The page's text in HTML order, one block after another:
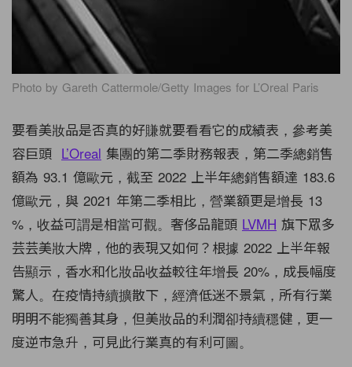
Photo by Gareth Cattermole/Getty Images for L’Oreal Paris
要看美妝品是否真的好賺就要看看它的成績表，參考美
容巨頭 L’Oreal 集團的第二季財務報表，第二季總銷售
額為 93.1 億歐元，截至 2022 上半年總銷售額達 183.6
億歐元，與 2021 年第二季相比，營業額更是增長 13
%，收益可謂是相當可觀。奢侈品龍頭 LVMH 旗下眾多
芸芸美妝大牌，他的表現又如何？根據 2022 上半年報
告顯示，香水和化妝品收益較往年增長 20%，成長幅度
驚人。在疫情持續擴散下，經濟低迷不景氣，所有行業
明明不能獨善其身，但美妝品的利潤卻持續穩健，更一
度逆市急升，可見此行業真的有利可圖。